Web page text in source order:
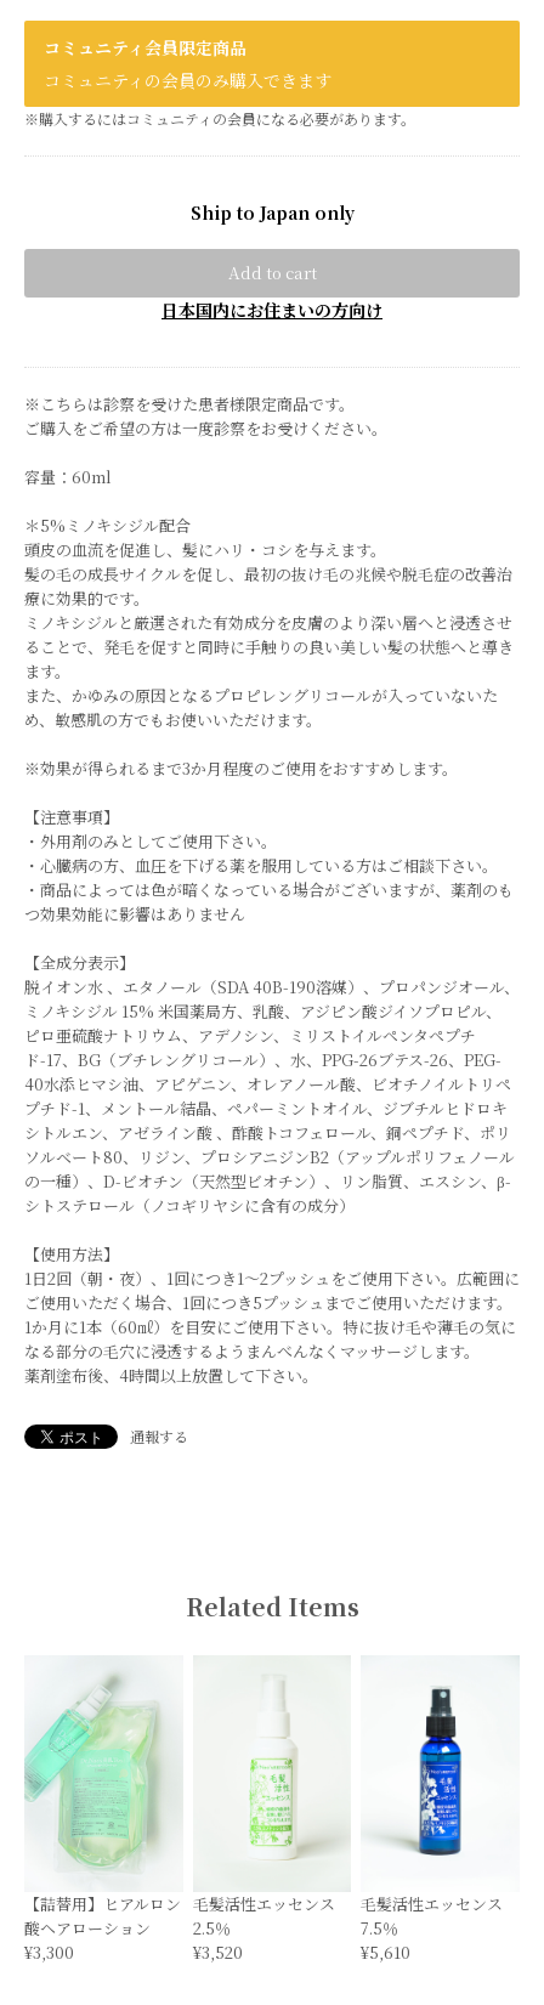
コミュニティ会員限定商品
コミュニティの会員のみ購入できます
※購入するにはコミュニティの会員になる必要があります。
Ship to Japan only
Add to cart
日本国内にお住まいの方向け
※こちらは診察を受けた患者様限定商品です。
ご購入をご希望の方は一度診察をお受けください。
容量：60ml
＊5%ミノキシジル配合
頭皮の血流を促進し、髪にハリ・コシを与えます。
髪の毛の成長サイクルを促し、最初の抜け毛の兆候や脱毛症の改善治
療に効果的です。
ミノキシジルと厳選された有効成分を皮膚のより深い層へと浸透させ
ることで、発毛を促すと同時に手触りの良い美しい髪の状態へと導き
ます。
また、かゆみの原因となるプロピレングリコールが入っていないた
め、敏感肌の方でもお使いいただけます。
※効果が得られるまで3か月程度のご使用をおすすめします。
【注意事項】
・外用剤のみとしてご使用下さい。
・心臓病の方、血圧を下げる薬を服用している方はご相談下さい。
・商品によっては色が暗くなっている場合がございますが、薬剤のも
つ効果効能に影響はありません
【全成分表示】
脱イオン水 、エタノール（SDA 40B-190溶媒）、プロパンジオール、
ミノキシジル 15% 米国薬局方、乳酸、アジピン酸ジイソプロピル、
ピロ亜硫酸ナトリウム、アデノシン、ミリストイルペンタペプチ
ド-17、BG（ブチレングリコール）、水、PPG-26ブテス-26、PEG-
40水添ヒマシ油、アピゲニン、オレアノール酸、ビオチノイルトリペ
プチド-1、メントール結晶、ペパーミントオイル、ジブチルヒドロキ
シトルエン、アゼライン酸 、酢酸トコフェロール、銅ペプチド、ポリ
ソルベート80、リジン、プロシアニジンB2（アップルポリフェノール
の一種）、D-ビオチン（天然型ビオチン）、リン脂質、エスシン、β-
シトステロール（ノコギリヤシに含有の成分）
【使用方法】
1日2回（朝・夜）、1回につき1～2プッシュをご使用下さい。広範囲に
ご使用いただく場合、1回につき5プッシュまでご使用いただけます。
1か月に1本（60㎖）を目安にご使用下さい。特に抜け毛や薄毛の気に
なる部分の毛穴に浸透するようまんべんなくマッサージします。
薬剤塗布後、4時間以上放置して下さい。
通報する
Related Items
【詰替用】ヒアルロン
酸ヘアローション
¥3,300
毛髪活性エッセンス
2.5％
¥3,520
毛髪活性エッセンス
7.5％
¥5,610